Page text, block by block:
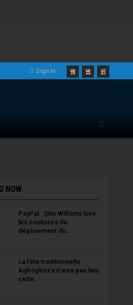
Sign In
NOW
PayPal : Otto Williams livre
les coulisses du
déploiement du…
La fête traditionnelle
Agbogboza n’aura pas lieu
cette…